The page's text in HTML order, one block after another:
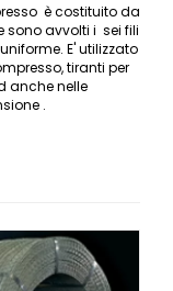
è costituito da
sono avvolti i sei fili
E' utilizzato
tiranti per
anche nelle
.